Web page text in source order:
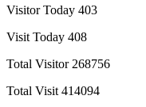
Visitor Today 403
Visit Today 408
Total Visitor 268756
Total Visit 414094